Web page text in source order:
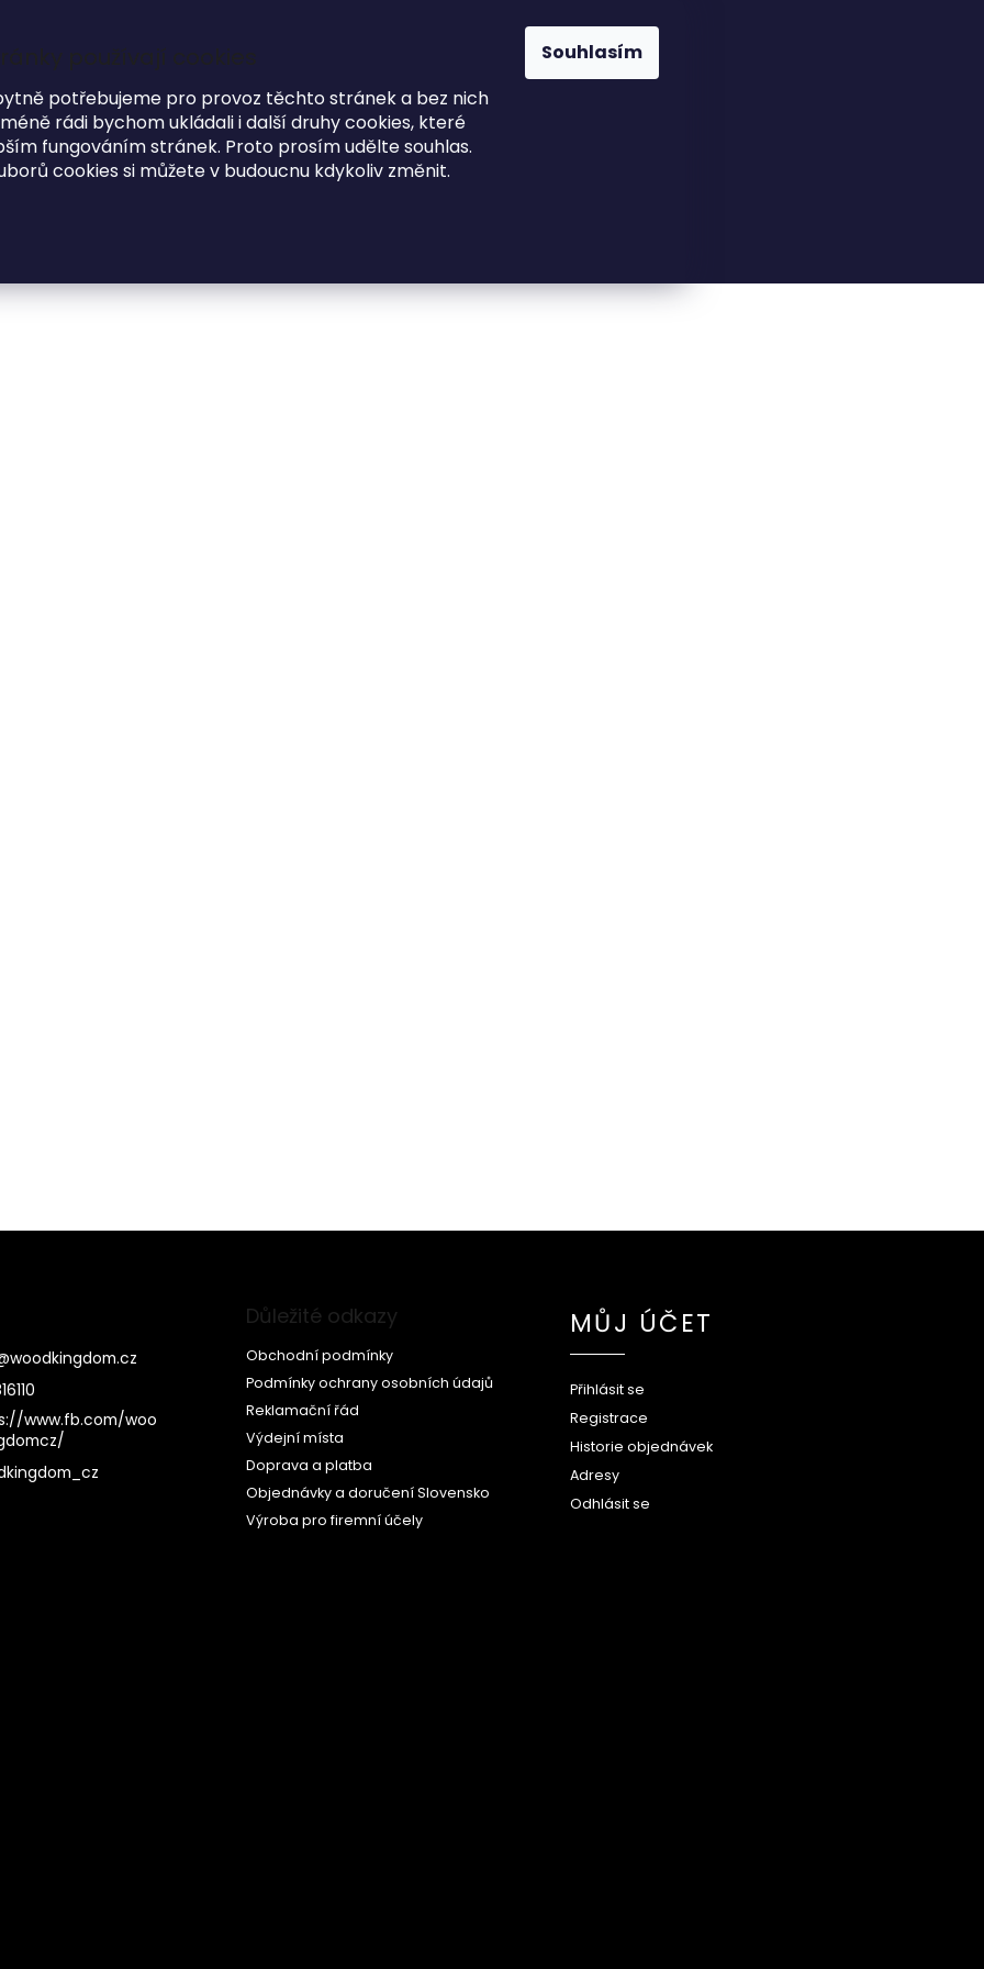
používají cookies
potřebujeme pro provoz těchto stránek a bez nich
rádi bychom ukládali i další druhy cookies, které
fungováním stránek. Proto prosím udělte souhlas.
cookies si můžete v budoucnu kdykoliv změnit.
Souhlasím
723816110
info@woodkingdom.cz
MODNÍ DOPLŇKY O NÁS
woodkingdom.cz
www.fb.com/woo
Důležité odkazy
Obchodní podmínky
Podmínky ochrany osobních údajů
Reklamační řád
Výdejní místa
Doprava a platba
Objednávky a doručení Slovensko
Výroba pro firemní účely
MŮJ ÚČET
Přihlásit se
Registrace
Historie objednávek
Adresy
Odhlásit se